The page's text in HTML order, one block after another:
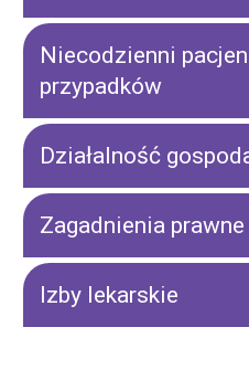
Niecodzienni
przypadków
Działalność
Zagadnienia prawne
Izby lekarskie